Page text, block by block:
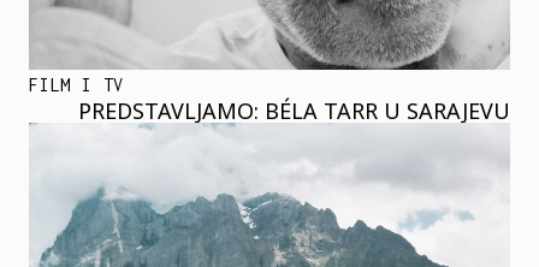
FILM I TV
PREDSTAVLJAMO: BÉLA TARR U SARAJEVU